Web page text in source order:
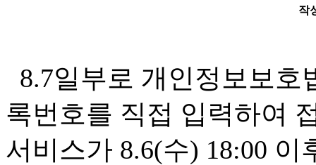
작
8.7일부로 개인정보보
록번호를 직접 입력하여
서비스가 8.6(수) 18:00